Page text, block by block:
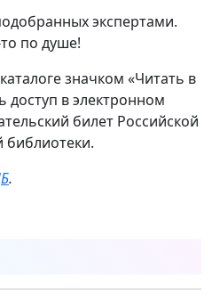
экспертами.
по душе!
значком «Читать в
доступ в электронном
билет Российской
библиотеки.
.